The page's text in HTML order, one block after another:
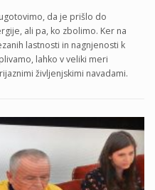
da je prišlo do
ali pa, ko zbolimo. Ker na
lastnosti in nagnjenosti k
lahko v veliki meri
življenjskimi navadami.